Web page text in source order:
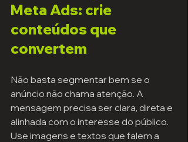
Meta Ads: crie
conteúdos que
convertem
Não basta segmentar bem se o
anúncio não chama atenção. A
mensagem precisa ser clara, direta e
alinhada com o interesse do público.
Use imagens e textos que falem a